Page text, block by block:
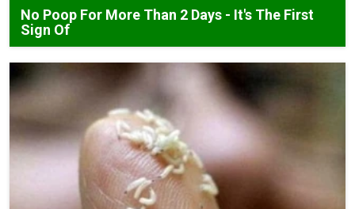
No Poop For More Than 2 Days - It's The First
Sign Of